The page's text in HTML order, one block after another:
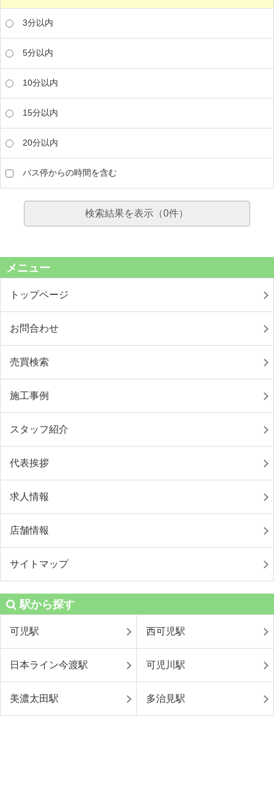
3分以内
5分以内
10分以内
15分以内
20分以内
バス停からの時間を含む
検索結果を表示（0件）
メニュー
トップページ
お問合わせ
売買検索
施工事例
スタッフ紹介
代表挨拶
求人情報
店舗情報
サイトマップ
駅から探す
可児駅 西可児駅
日本ライン今渡駅 可児川駅
美濃太田駅 多治見駅